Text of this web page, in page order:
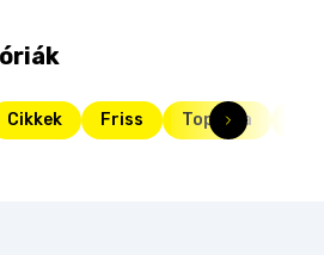
Cikkek Friss Toplista